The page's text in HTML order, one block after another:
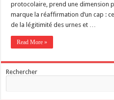
protocolaire, prend une dimension
marque la réaffirmation d’un cap :
de la légitimité des urnes et …
Read More »
Rechercher